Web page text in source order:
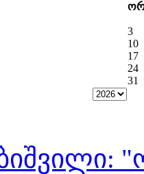
3
10
17
24
31